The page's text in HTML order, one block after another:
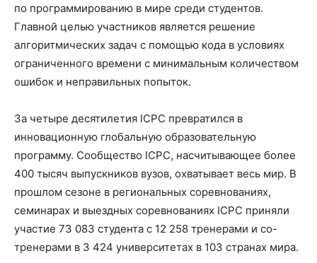
по программированию в мире среди студентов.
Главной целью участников является решение
алгоритмических задач с помощью кода в условиях
ограниченного времени с минимальным количеством
ошибок и неправильных попыток.
За четыре десятилетия ICPC превратился в
инновационную глобальную образовательную
программу. Сообщество ICPC, насчитывающее более
400 тысяч выпускников вузов, охватывает весь мир. В
прошлом сезоне в региональных соревнованиях,
семинарах и выездных соревнованиях ICPC приняли
участие 73 083 студента с 12 258 тренерами и со-
тренерами в 3 424 университетах в 103 странах мира.